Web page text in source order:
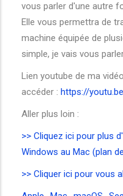
vous parler d'une autre
Elle vous permettra de
machine équipée de
simple, je vais vous
Lien youtube de ma
accéder : https://
Aller plus loin :
>> Cliquez ici pour plus
Windows au Mac (plan
>> Cliquer ici pour vous